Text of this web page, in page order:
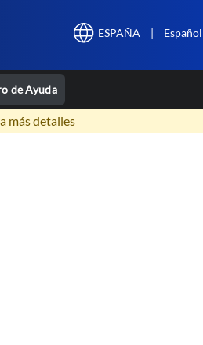
ESPAÑA | Español
de Ayuda
más detalles